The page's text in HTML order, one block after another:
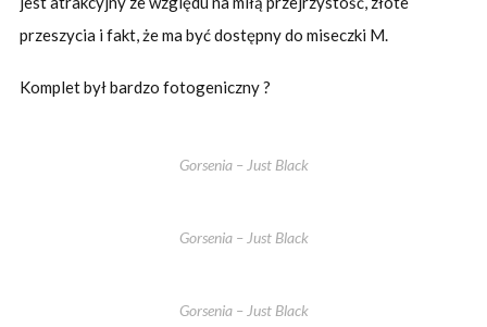
przeszycia i fakt, że ma być dostępny do miseczki M.
Komplet był bardzo fotogeniczny ?
Gorsenia – Just Black
Gorsenia – Just Black
Gorsenia – Just Black